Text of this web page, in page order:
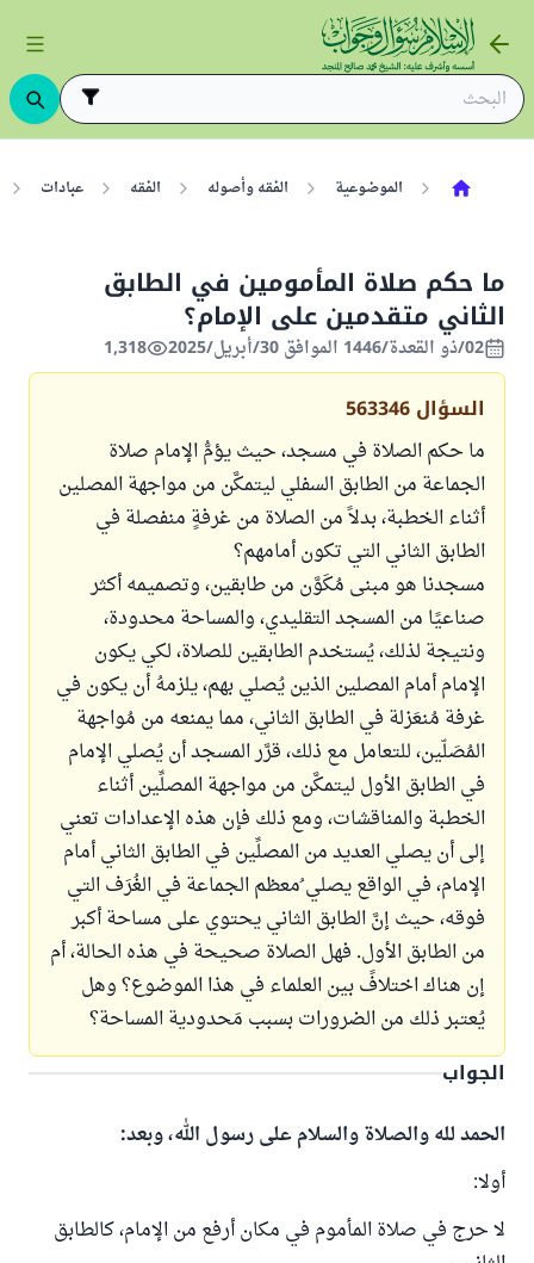
الموضوعية الفقه وأصوله الفقه عبادات
ما حكم صلاة المأمومين في الطابق
الثاني متقدمين على الإمام؟
02/ذو القعدة/1446 الموافق 30/أبريل/2025 1,318
السؤال 563346
ما حكم الصلاة في مسجد، حيث يؤمُّ الإمام صلاة
الجماعة من الطابق السفلي ليتمكَّن من مواجهة المصلين
أثناء الخطبة، بدلاً من الصلاة من غرفةٍ منفصلة في
الطابق الثاني التي تكون أمامهم؟
مسجدنا هو مبنى مُكَوَّن من طابقين، وتصميمه أكثر
صناعيًا من المسجد التقليدي، والمساحة محدودة،
ونتيجة لذلك، يُستخدم الطابقين للصلاة، لكي يكون
الإمام أمام المصلين الذين يُصلي بهم، يلزمهُ أن يكون في
غرفة مُنعَزلة في الطابق الثاني، مما يمنعه من مُواجهة
المُصَلّين، للتعامل مع ذلك، قرَّر المسجد أن يُصلي الإمام
في الطابق الأول ليتمكَّن من مواجهة المصلِّين أثناء
الخطبة والمناقشات، ومع ذلك فإن هذه الإعدادات تعني
إلى أن يصلي العديد من المصلِّين في الطابق الثاني أمام
الإمام، في الواقع يصلي ُمعظم الجماعة في الغُرَف التي
فوقه، حيث إنَّ الطابق الثاني يحتوي على مساحة أكبر
من الطابق الأول. فهل الصلاة صحيحة في هذه الحالة، أم
إن هناك اختلافً بين العلماء في هذا الموضوع؟ وهل
يُعتبر ذلك من الضرورات بسبب مَحدودية المساحة؟
الجواب
الحمد لله والصلاة والسلام على رسول الله، وبعد:
أولا:
لا حرج في صلاة المأموم في مكان أرفع من الإمام، كالطابق